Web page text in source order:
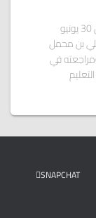
انعقد صباح يوم الثلاثاء 15 محرم 1448هـ الموافق 30 يونيو
علي بن محمل
في
SNAPCHAT